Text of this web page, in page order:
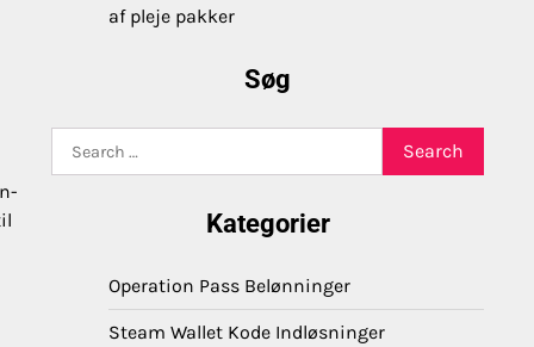
af pleje pakker
Søg
for:
Kategorier
Operation Pass Belønninger
Steam Wallet Kode Indløsninger